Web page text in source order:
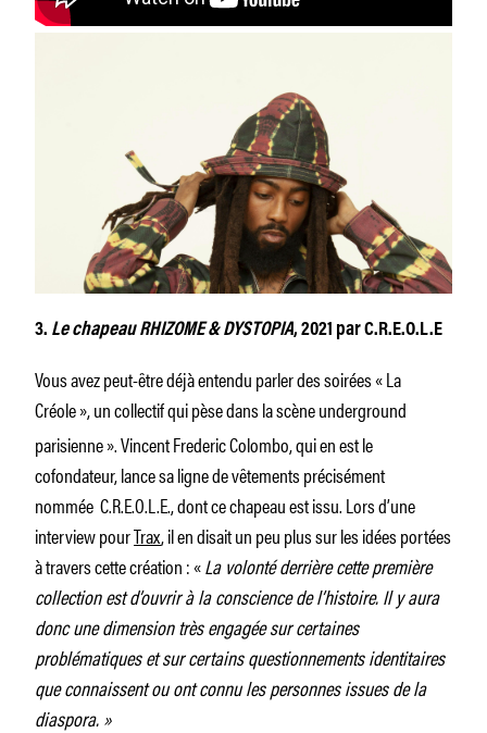
3. Le chapeau RHIZOME & DYSTOPIA, 2021 par C.R.E.O.L.E
Vous avez peut-être déjà entendu parler des soirées « La
Créole »,un collectif qui pèse dans la scène underground
parisienne ». Vincent Frederic Colombo, qui en est le
cofondateur, lance sa ligne de vêtements précisément
nommée C.R.E.O.L.E., dont ce chapeau est issu. Lors d’une
interview pourTrax, il en disait un peu plus sur les idées portées
à travers cette création : «La volonté derrière cette première
collection est d’ouvrir à la conscience de l’histoire. Il y aura
donc une dimension très engagée sur certaines
problématiques et sur certains questionnements identitaires
que connaissent ou ont connu les personnes issues de la
diaspora. »